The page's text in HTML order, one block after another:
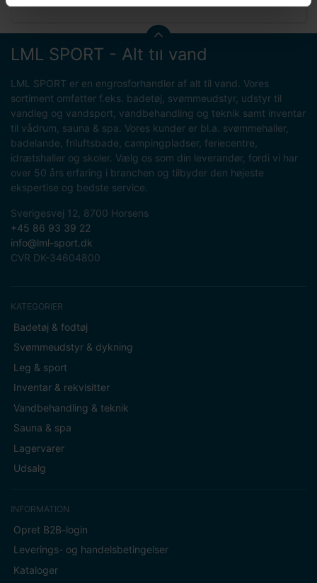
LML SPORT - Alt til vand
LML SPORT er en engrosforhandler af alt til vand. Vores
sortiment omfatter f.eks. badetøj, svømmeudstyr, udstyr til
vandleg og vandsport, vandbehandling og teknik samt inventar
til vådrum, sauna & spa. Vores kunder er bl.a. svømmehaller,
badelande, friluftsbade, campingpladser, feriecentre,
idrætshaller og skoler. Vælg os som din leverandør, fordi vi har
over 50 års erfaring i branchen og tilbyder den højeste
ekspertise og bedste service.
Sverigesvej 12, 8700 Horsens
+45 86 93 39 22
info@lml-sport.dk
CVR DK-34604800
KATEGORIER
Badetøj & fodtøj
Svømmeudstyr & dykning
Leg & sport
Inventar & rekvisitter
Vandbehandling & teknik
Sauna & spa
Lagervarer
Udsalg
INFORMATION
Opret B2B-login
Leverings- og handelsbetingelser
Kataloger